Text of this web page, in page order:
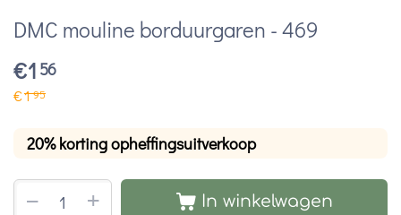
DMC mouline borduurgaren - 469
€1 56
€195
20% korting opheffingsuitverkoop
+
− In winkelwagen